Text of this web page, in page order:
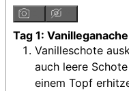
Tag 1: Vanilleganache
Vanilleschote
auch leere
einem Topf